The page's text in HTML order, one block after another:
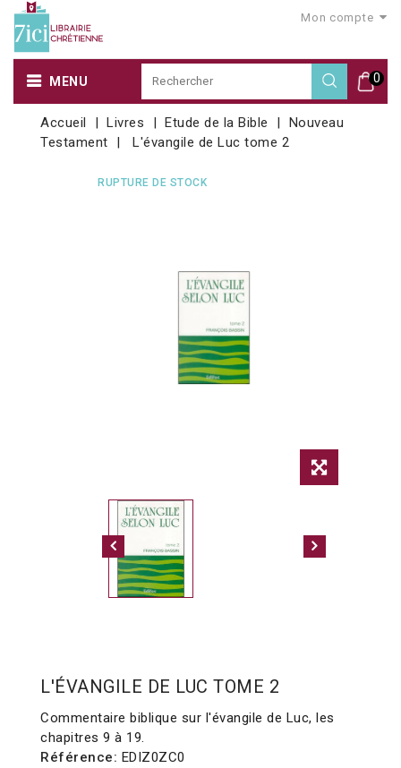
Mon compte
0
MENU
Accueil Livres Etude de la Bible
Nouveau
Testament
L'évangile de Luc tome 2
RUPTURE DE STOCK
L'ÉVANGILE DE LUC TOME 2
Commentaire biblique sur l'évangile de Luc, les
chapitres 9 à 19.
Référence: EDIZ0ZC0